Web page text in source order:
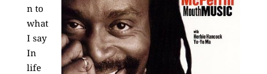
n to
what
I say
In
life